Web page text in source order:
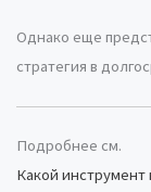
Однако еще
стратегия в
Подробнее см.
Какой